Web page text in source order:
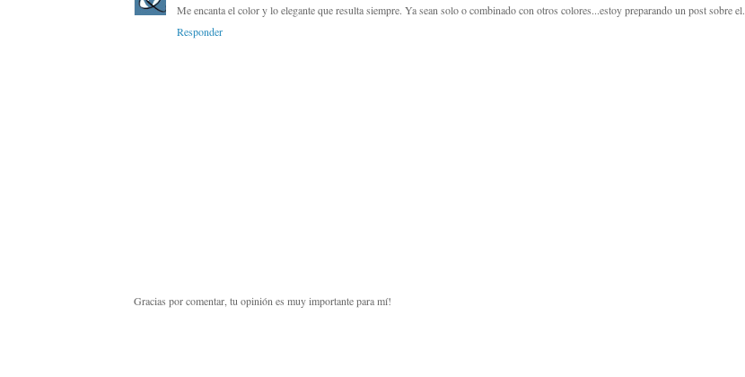
Me encanta el color y lo elegante que resulta siempre. Ya sean solo o combinado con otros colores...estoy preparando un post sobre el.
Responder
Gracias por comentar, tu opinión es muy importante para mí!